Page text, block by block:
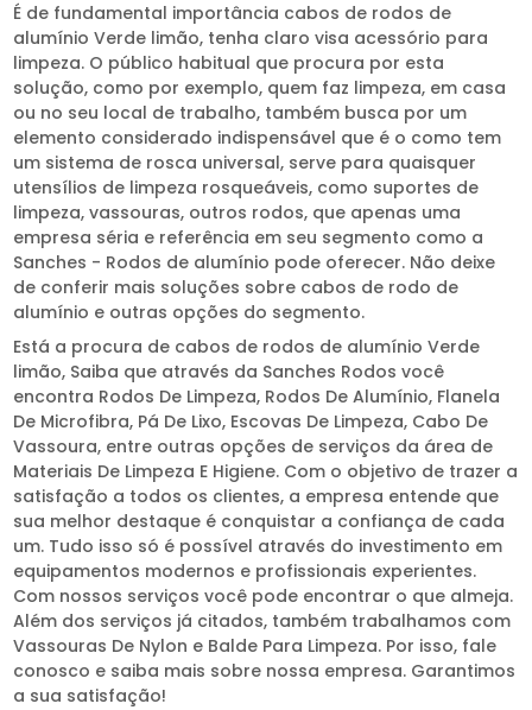
É de fundamental importância cabos de rodos de
alumínio Verde limão, tenha claro visa acessório para
limpeza. O público habitual que procura por esta
solução, como por exemplo, quem faz limpeza, em casa
ou no seu local de trabalho, também busca por um
elemento considerado indispensável que é o como tem
um sistema de rosca universal, serve para quaisquer
utensílios de limpeza rosqueáveis, como suportes de
limpeza, vassouras, outros rodos, que apenas uma
empresa séria e referência em seu segmento como a
Sanches - Rodos de alumínio pode oferecer. Não deixe
de conferir mais soluções sobre cabos de rodo de
alumínio e outras opções do segmento.
Está a procura de cabos de rodos de alumínio Verde
limão, Saiba que através da Sanches Rodos você
encontra Rodos De Limpeza, Rodos De Alumínio, Flanela
De Microfibra, Pá De Lixo, Escovas De Limpeza, Cabo De
Vassoura, entre outras opções de serviços da área de
Materiais De Limpeza E Higiene. Com o objetivo de trazer a
satisfação a todos os clientes, a empresa entende que
sua melhor destaque é conquistar a confiança de cada
um. Tudo isso só é possível através do investimento em
equipamentos modernos e profissionais experientes.
Com nossos serviços você pode encontrar o que almeja.
Além dos serviços já citados, também trabalhamos com
Vassouras De Nylon e Balde Para Limpeza. Por isso, fale
conosco e saiba mais sobre nossa empresa. Garantimos
a sua satisfação!